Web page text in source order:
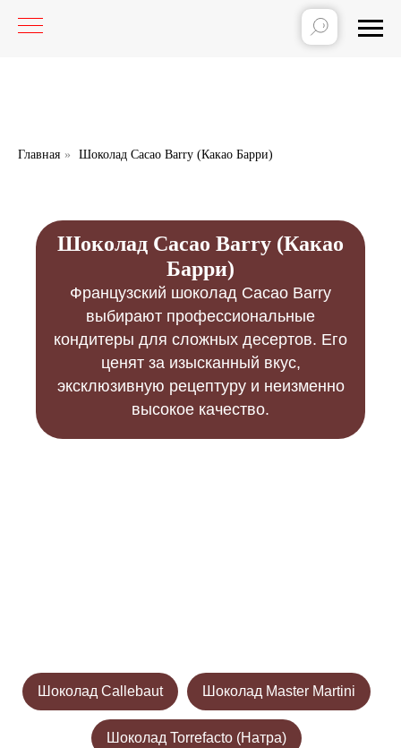
Главная » Шоколад Cacao Barry (Какао Барри)
Шоколад Cacao Barry (Какао
Барри)
Французский шоколад Cacao Barry
выбирают профессиональные
кондитеры для сложных десертов. Его
ценят за изысканный вкус,
эксклюзивную рецептуру и неизменно
высокое качество.
Шоколад Callebaut Шоколад Master Martini
Шоколад Torrefacto (Натра)